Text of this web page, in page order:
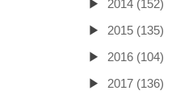
2014 (152)
2015 (135)
2016 (104)
2017 (136)